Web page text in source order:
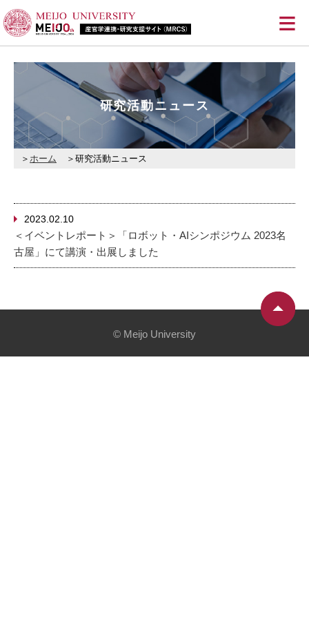
≡
研究活動ニュース
ホーム 研究活動ニュース
2023.02.10
＜イベントレポート＞「ロボット・AIシンポジウム 2023名
古屋」にて講演・出展しました
© Meijo University